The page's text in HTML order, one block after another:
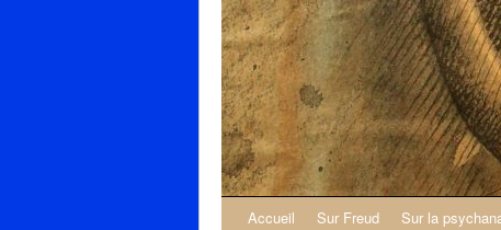
Accueil Sur Freud Sur la